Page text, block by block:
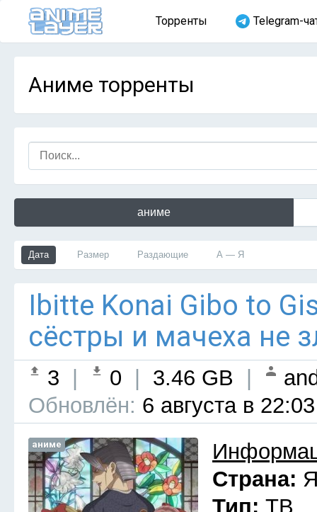
Торренты Telegram-
Аниме торренты
аниме
Дата Размер Раздающие А — Я
Ibitte Konai Gibo to
сёстры и мачеха не
3 0 3.46 GB
Обновлён: 6 августа в 22:03
аниме
Страна:
Тип: ТВ